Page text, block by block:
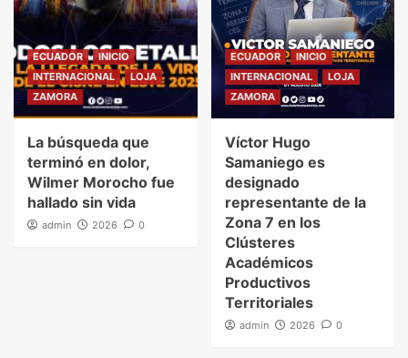
ECUADOR
INICIO
INTERNACIONAL
LOJA
ZAMORA
La búsqueda que
terminó en dolor,
Wilmer Morocho fue
hallado sin vida
admin 2026 0
ECUADOR
INICIO
INTERNACIONAL
LOJA
ZAMORA
Víctor Hugo
Samaniego es
designado
representante de la
Zona 7 en los
Clústeres
Académicos
Productivos
Territoriales
admin 2026 0